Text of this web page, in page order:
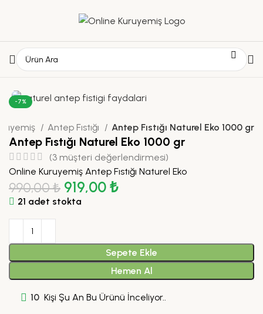
-7%
Antep Fıstığı Antep Fıstığı Naturel Eko 1000 gr
Antep Fıstığı Naturel Eko 1000 gr
(3 müşteri değerlendirmesi)
Online Kuruyemiş Antep Fıstığı Naturel Eko
990,00₺ 919,00₺
21 adet stokta
Sepete Ekle
Hemen Al
10 Kişi Şu An Bu Ürünü İnceliyor..